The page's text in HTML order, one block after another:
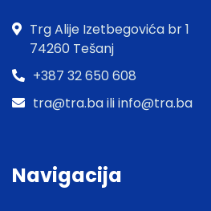
Trg Alije Izetbegovića br 1
74260 Tešanj
+387 32 650 608
tra@tra.ba ili info@tra.ba
Navigacija